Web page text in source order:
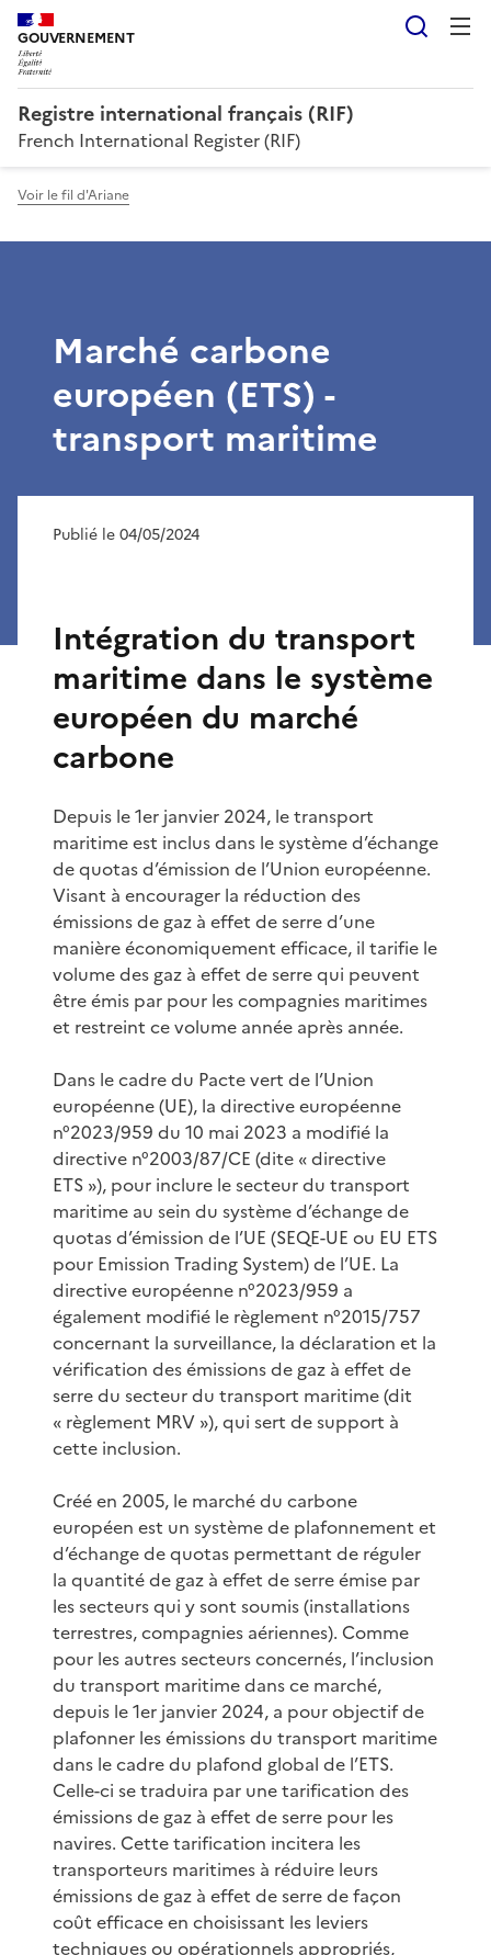
GOUVERNEMENT
Registre international français (RIF)
French International Register (RIF)
Voir le fil d'Ariane
Marché carbone
européen (ETS) -
transport maritime
Publié le 04/05/2024
Intégration du transport
maritime dans le système
européen du marché
carbone
Depuis le 1er janvier 2024, le transport
maritime est inclus dans le système d’échange
de quotas d’émission de l’Union européenne.
Visant à encourager la réduction des
émissions de gaz à effet de serre d’une
manière économiquement efficace, il tarifie le
volume des gaz à effet de serre qui peuvent
être émis par pour les compagnies maritimes
et restreint ce volume année après année.
Dans le cadre du Pacte vert de l’Union
européenne (UE), la directive européenne
n°2023/959 du 10 mai 2023 a modifié la
directive n°2003/87/CE (dite « directive
ETS »), pour inclure le secteur du transport
maritime au sein du système d’échange de
quotas d’émission de l’UE (SEQE-UE ou EU ETS
pour Emission Trading System) de l’UE. La
directive européenne n°2023/959 a
également modifié le règlement n°2015/757
concernant la surveillance, la déclaration et la
vérification des émissions de gaz à effet de
serre du secteur du transport maritime (dit
« règlement MRV »), qui sert de support à
cette inclusion.
Créé en 2005, le marché du carbone
européen est un système de plafonnement et
d’échange de quotas permettant de réguler
la quantité de gaz à effet de serre émise par
les secteurs qui y sont soumis (installations
terrestres, compagnies aériennes). Comme
pour les autres secteurs concernés, l’inclusion
du transport maritime dans ce marché,
depuis le 1er janvier 2024, a pour objectif de
plafonner les émissions du transport maritime
dans le cadre du plafond global de l’ETS.
Celle-ci se traduira par une tarification des
émissions de gaz à effet de serre pour les
navires. Cette tarification incitera les
transporteurs maritimes à réduire leurs
émissions de gaz à effet de serre de façon
coût efficace en choisissant les leviers
techniques ou opérationnels appropriés,